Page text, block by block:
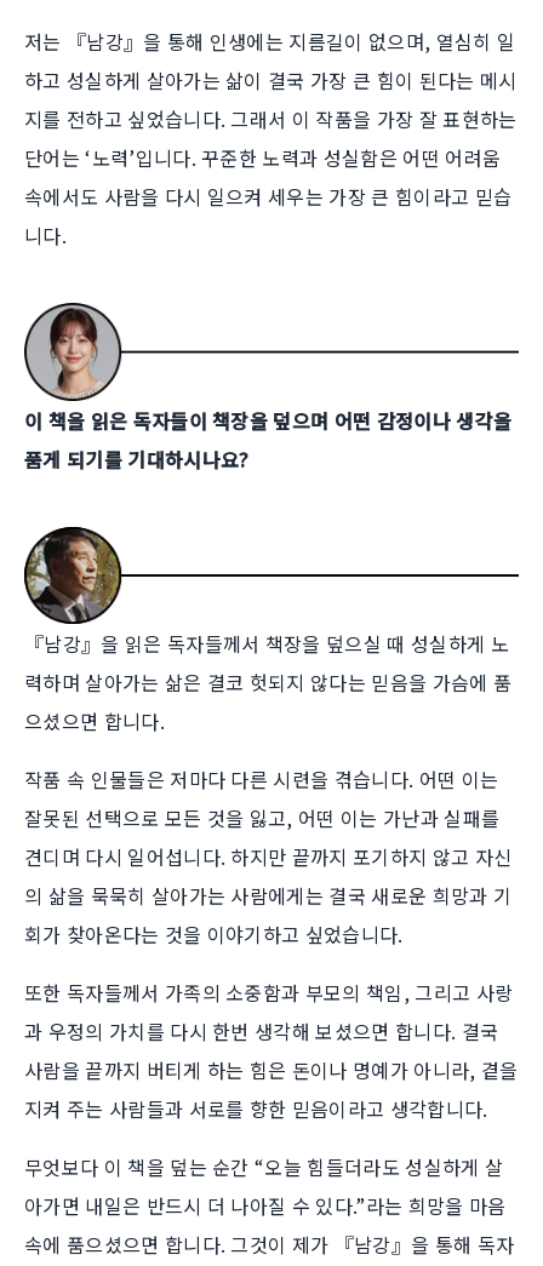
저는 『남강』을 통해 인생에는 지름길이 없으며, 열심히 일
하고 성실하게 살아가는 삶이 결국 가장 큰 힘이 된다는 메시
지를 전하고 싶었습니다. 그래서 이 작품을 가장 잘 표현하는
단어는 ‘노력’입니다. 꾸준한 노력과 성실함은 어떤 어려움
속에서도 사람을 다시 일으켜 세우는 가장 큰 힘이라고 믿습
니다.
이 책을 읽은 독자들이 책장을 덮으며 어떤 감정이나 생각을
품게 되기를 기대하시나요?
『남강』을 읽은 독자들께서 책장을 덮으실 때 성실하게 노
력하며 살아가는 삶은 결코 헛되지 않다는 믿음을 가슴에 품
으셨으면 합니다.
작품 속 인물들은 저마다 다른 시련을 겪습니다. 어떤 이는
잘못된 선택으로 모든 것을 잃고, 어떤 이는 가난과 실패를
견디며 다시 일어섭니다. 하지만 끝까지 포기하지 않고 자신
의 삶을 묵묵히 살아가는 사람에게는 결국 새로운 희망과 기
회가 찾아온다는 것을 이야기하고 싶었습니다.
또한 독자들께서 가족의 소중함과 부모의 책임, 그리고 사랑
과 우정의 가치를 다시 한번 생각해 보셨으면 합니다. 결국
사람을 끝까지 버티게 하는 힘은 돈이나 명예가 아니라, 곁을
지켜 주는 사람들과 서로를 향한 믿음이라고 생각합니다.
무엇보다 이 책을 덮는 순간 “오늘 힘들더라도 성실하게 살
아가면 내일은 반드시 더 나아질 수 있다.”라는 희망을 마음
속에 품으셨으면 합니다. 그것이 제가 『남강』을 통해 독자